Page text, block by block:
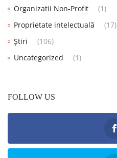
Organizatii Non-Profit
(1)
Proprietate intelectuală
(17)
Știri
(106)
Uncategorized
(1)
FOLLOW US